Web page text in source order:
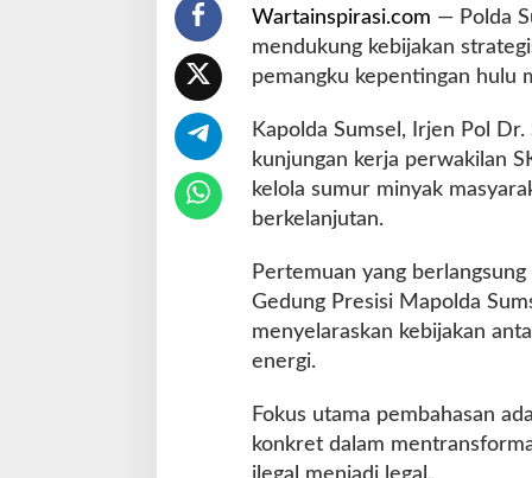
k
u
t
a
t
a
e
o
l
a
u
u
r
M
Wartainspirasi.com — Polda
mendukung kebijakan
pemangku kepentingan hulu
Kapolda Sumsel, Irjen Pol
kunjungan kerja perwakilan
kelola sumur minyak
berkelanjutan.
Pertemuan yang
Gedung Presisi Mapolda
menyelaraskan kebijakan
energi.
Fokus utama pembahasan
konkret dalam